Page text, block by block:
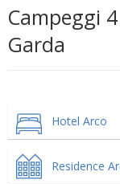
Campeggi
Garda
Hotel Arco
Residence